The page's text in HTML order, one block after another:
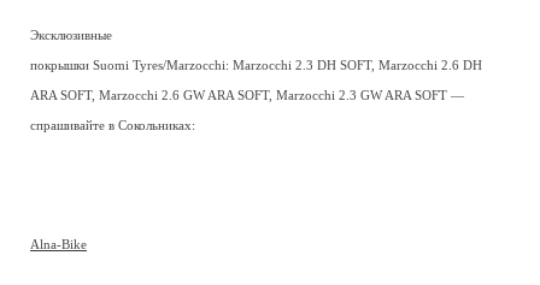
Эксклюзивные
покрышки Suomi Tyres/Marzocchi: Marzocchi 2.3 DH SOFT, Marzocchi 2.6 DH
ARA SOFT, Marzocchi 2.6 GW ARA SOFT, Marzocchi 2.3 GW ARA SOFT —
спрашивайте в Сокольниках:
Alna-Bike